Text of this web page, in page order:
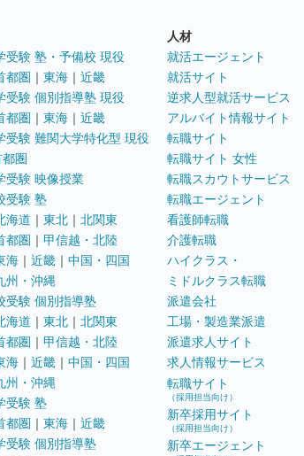
受験 塾・予備校 現役
都圏 ｜ 東海 ｜ 近畿
受験 個別指導塾 現役
都圏 ｜ 東海 ｜ 近畿
受験 難関大学特化型 現役
圏
受験 映像授業
受験 塾
海道 ｜ 東北 ｜ 北関東
都圏 ｜ 甲信越・北陸
海 ｜ 近畿 ｜ 中国・四国
州・沖縄
受験 個別指導塾
海道 ｜ 東北 ｜ 北関東
都圏 ｜ 甲信越・北陸
海 ｜ 近畿 ｜ 中国・四国
州・沖縄
受験 塾
都圏 ｜ 東海 ｜ 近畿
受験 個別指導塾
人材
就活エージェント
就活サイト
逆求人型就活サービス
アルバイト情報サイト
転職サイト
転職サイト 女性
転職スカウトサービス
転職エージェント
看護師転職
介護転職
ハイクラス・
ミドルクラス転職
派遣会社
工場・製造業派遣
派遣求人サイト
求人情報サービス
転職サイト
（採用担当向け）
新卒採用サイト
（採用担当向け）
新卒エージェント